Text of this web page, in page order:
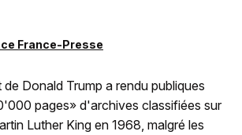
France-Presse
Donald Trump a rendu publiques
pages» d'archives classifiées sur
Luther King en 1968, malgré les